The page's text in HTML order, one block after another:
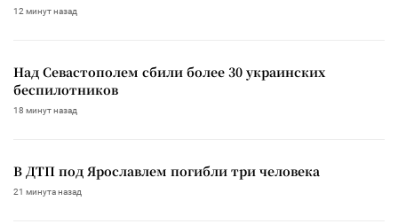
12 минут назад
Над Севастополем сбили более 30 украинских
беспилотников
18 минут назад
В ДТП под Ярославлем погибли три человека
21 минута назад